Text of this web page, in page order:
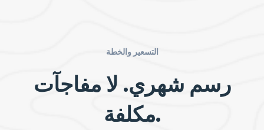
التسعير والخطة
رسم شهري. لا مفاجآت
مكلفة.